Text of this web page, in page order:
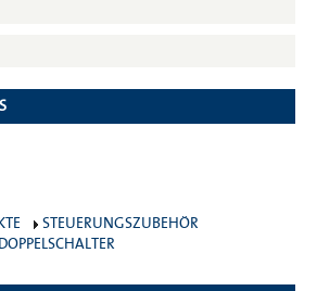
STEUERUNGSZUBEHÖR